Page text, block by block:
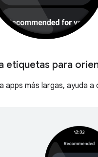
etiquetas para
apps más largas, ayuda